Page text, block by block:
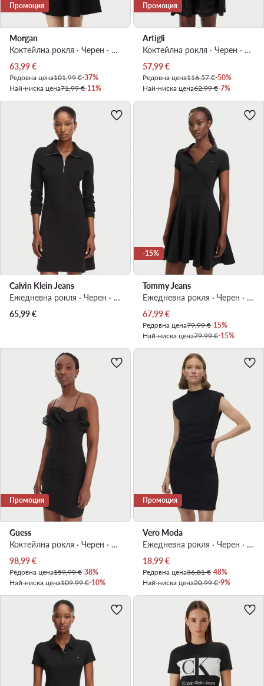
Промоция
Morgan
Коктейлна рокля · Черен · Мини
Актуална цена
63,99€
Редовна цена101,99 €-37%
Най-ниска цена71,99 €-11%
Промоция
Artigli
Коктейлна рокля · Черен · Мини
Актуална цена
57,99€
Редовна цена116,57 €-50%
Най-ниска цена62,99 €-7%
Calvin Klein Jeans
Ежедневна рокля · Черен · Мини
65,99€
-15%
Tommy Jeans
Ежедневна рокля · Черен · Мини
Актуална цена
67,99€
Редовна цена79,99 €-15%
Най-ниска цена79,99 €-15%
Промоция
Guess
Коктейлна рокля · Черен · Мини
Актуална цена
98,99€
Редовна цена159,99 €-38%
Най-ниска цена109,99 €-10%
Промоция
Vero Moda
Ежедневна рокля · Черен · Мини
Актуална цена
18,99€
Редовна цена36,81 €-48%
Най-ниска цена20,99 €-9%